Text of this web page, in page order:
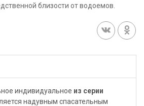
близости от водоемов.
индивидуальное из серии
надувным спасательным